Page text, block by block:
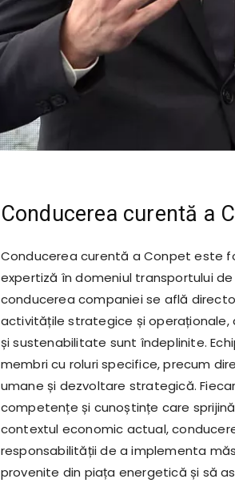
Conducerea curentă a
Conducerea curentă a Conpet este
expertiză în domeniul transportului
conducerea companiei se află
activitățile strategice și
și sustenabilitate sunt îndeplinite.
membri cu roluri specifice, precum
umane și dezvoltare strategică.
competențe și cunoștințe care
contextul economic actual,
responsabilității de a implementa
provenite din piața energetică și să